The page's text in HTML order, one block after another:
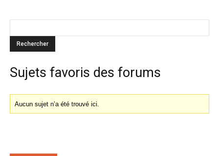
Sujets favoris des forums
Aucun sujet n’a été trouvé ici.